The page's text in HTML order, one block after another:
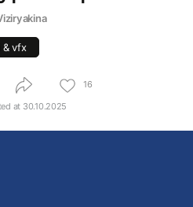
& vfx
16
at 30.10.2025